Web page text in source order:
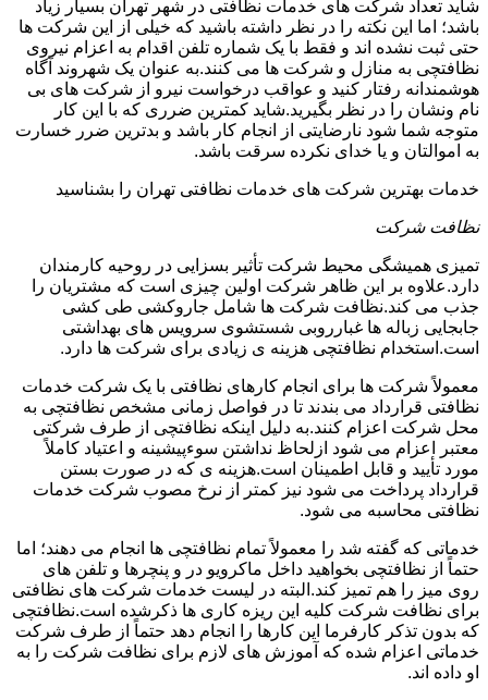
شاید تعداد شرکت های خدمات نظافتی در شهر تهران بسیار زیاد
باشد؛ اما این نکته را در نظر داشته باشید که خیلی از این شرکت ها
حتی ثبت نشده اند و فقط با یک شماره تلفن اقدام به اعزام نیروی
نظافتچی به منازل و شرکت ها می کنند.به عنوان یک شهروند آگاه
هوشمندانه رفتار کنید و عواقب درخواست نیرو از شرکت های بی
نام ونشان را در نظر بگیرید.شاید کمترین ضرری که با این کار
متوجه شما شود نارضایتی از انجام کار باشد و بدترین ضرر خسارت
به اموالتان و یا خدای نکرده سرقت باشد.
خدمات بهترین شرکت های خدمات نظافتی تهران را بشناسید
نظافت شرکت
تمیزی همیشگی محیط شرکت تأثیر بسزایی در روحیه کارمندان
دارد.علاوه بر این ظاهر شرکت اولین چیزی است که مشتریان را
جذب می کند.نظافت شرکت ها شامل جاروکشی طی کشی
جابجایی زباله ها غبارروبی شستشوی سرویس های بهداشتی
است.استخدام نظافتچی هزینه ی زیادی برای شرکت ها دارد.
معمولاً شرکت ها برای انجام کارهای نظافتی با یک شرکت خدمات
نظافتی قرارداد می بندند تا در فواصل زمانی مشخص نظافتچی به
محل شرکت اعزام کنند.به دلیل اینکه نظافتچی از طرف شرکتی
معتبر اعزام می شود ازلحاظ نداشتن سوءپیشینه و اعتیاد کاملاً
مورد تأیید و قابل اطمینان است.هزینه ی که در صورت بستن
قرارداد پرداخت می شود نیز کمتر از نرخ مصوب شرکت خدمات
نظافتی محاسبه می شود.
خدماتی که گفته شد را معمولاً تمام نظافتچی ها انجام می دهند؛ اما
حتماً از نظافتچی بخواهید داخل ماکرویو در و پنچرها و تلفن های
روی میز را هم تمیز کند.البته در لیست خدمات شرکت های نظافتی
برای نظافت شرکت کلیه این ریزه کاری ها ذکرشده است.نظافتچی
که بدون تذکر کارفرما این کارها را انجام دهد حتماً از طرف شرکت
خدماتی اعزام شده که آموزش های لازم برای نظافت شرکت را به
او داده اند.